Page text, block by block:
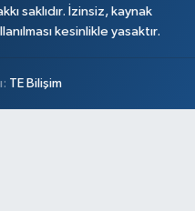
saklıdır. İzinsiz, kaynak
kesinlikle yasaktır.
TE Bilişim